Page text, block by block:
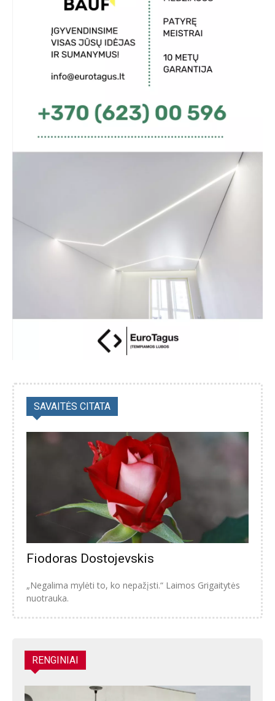
SAVAITĖS CITATA
Fiodoras Dostojevskis
„Negalima mylėti to, ko nepažįsti.“ Laimos Grigaitytės
nuotrauka.
RENGINIAI